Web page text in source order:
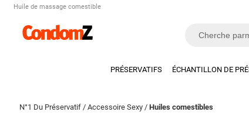
Huile de massage comestible
PRÉSERVATIFS ÉCHANTILLON DE
N°1 Du Préservatif /Accessoire Sexy /Huiles comestibles